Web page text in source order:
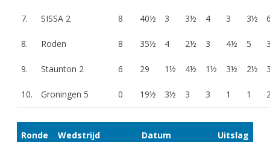
7. SISSA 2 8 40½ 3 3½ 4 3 3½
8. Roden 8 35½ 4 2½ 3 4½ 5
9. Staunton 2 6 29 1½ 4½ 1½ 3½ 2½
10. Groningen 5 0 19½ 3½ 3 3 1 1
Ronde Wedstrijd Datum Uitslag